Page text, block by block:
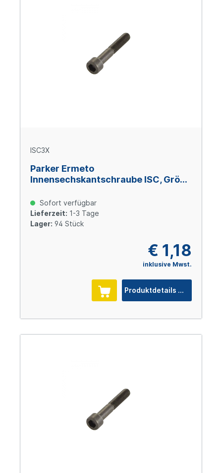
ISC3X
Parker Ermeto
Innensechskantschraube ISC, Größe
freiSofort verfügbar
Lieferzeit: 1-3 Tage
Lager: 94 Stück
€ 1,18
inklusive Mwst.
Produktdetails